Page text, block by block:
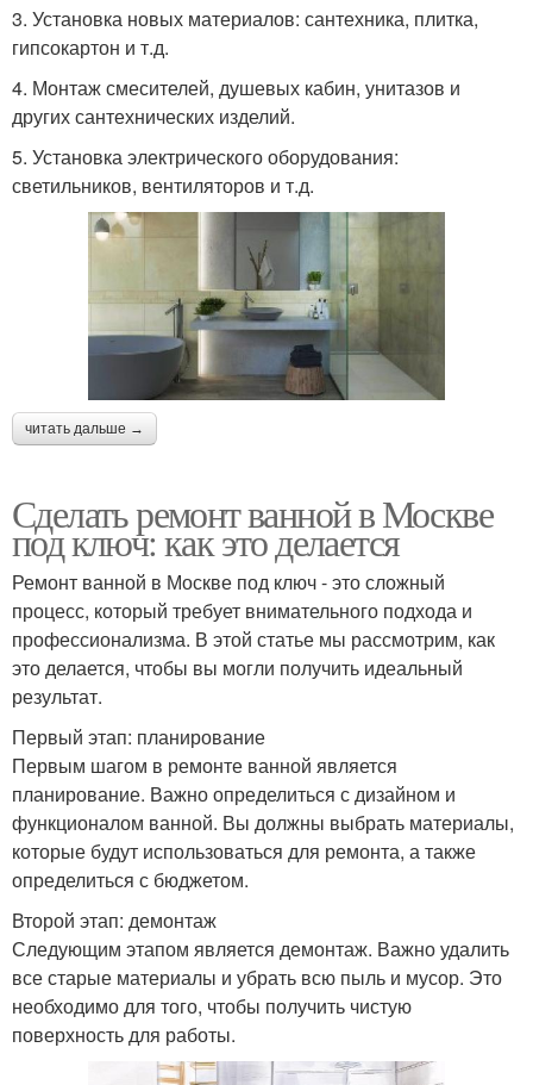
3. Установка новых материалов: сантехника, плитка,
гипсокартон и т.д.
4. Монтаж смесителей, душевых кабин, унитазов и
других сантехнических изделий.
5. Установка электрического оборудования:
светильников, вентиляторов и т.д.
читать дальше →
Сделать ремонт ванной в Москве
под ключ: как это делается
Ремонт ванной в Москве под ключ - это сложный
процесс, который требует внимательного подхода и
профессионализма. В этой статье мы рассмотрим, как
это делается, чтобы вы могли получить идеальный
результат.
Первый этап: планирование
Первым шагом в ремонте ванной является
планирование. Важно определиться с дизайном и
функционалом ванной. Вы должны выбрать материалы,
которые будут использоваться для ремонта, а также
определиться с бюджетом.
Второй этап: демонтаж
Следующим этапом является демонтаж. Важно удалить
все старые материалы и убрать всю пыль и мусор. Это
необходимо для того, чтобы получить чистую
поверхность для работы.